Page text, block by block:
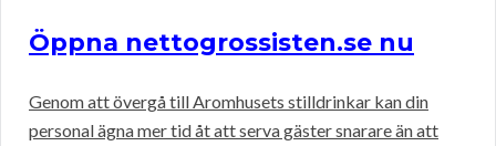
Öppna nettogrossisten.se nu
Genom att övergå till Aromhusets stilldrinkar kan din
personal ägna mer tid åt att serva gäster snarare än att